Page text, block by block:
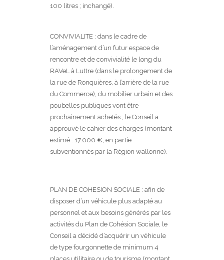
100 litres ; inchangé).
CONVIVIALITE : dans le cadre de
l’aménagement d’un futur espace de
rencontre et de convivialité le long du
RAVeL à Luttre (dans le prolongement de
la rue de Ronquières, à l’arrière de la rue
du Commerce), du mobilier urbain et des
poubelles publiques vont être
prochainement achetés ; le Conseil a
approuvé le cahier des charges (montant
estimé : 17.000 €, en partie
subventionnés par la Région wallonne).
PLAN DE COHESION SOCIALE : afin de
disposer d’un véhicule plus adapté au
personnel et aux besoins générés par les
activités du Plan de Cohésion Sociale, le
Conseil a décidé d’acquérir un véhicule
de type fourgonnette de minimum 4